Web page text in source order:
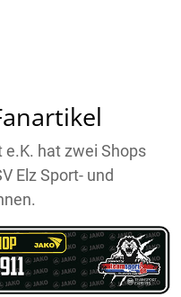
e.K. hat zwei Shops
Elz Sport- und